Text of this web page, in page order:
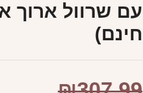
עם שרוול ארוך
חינם)